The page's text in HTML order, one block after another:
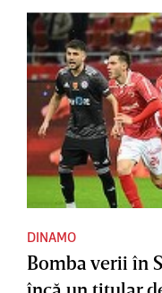
DINAMO
Bomba verii în